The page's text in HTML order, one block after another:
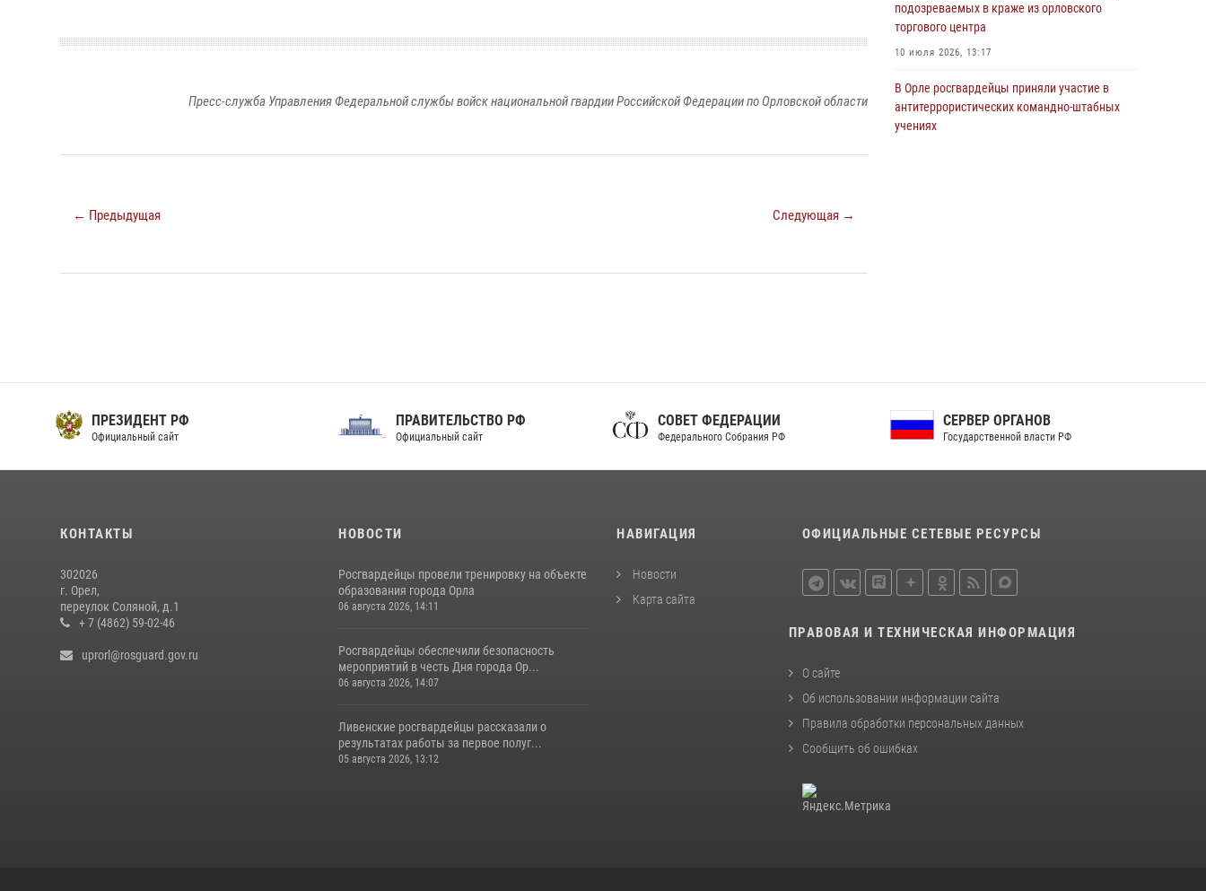
Пресс-служба Управления Федеральной службы войск национальной гвардии Российской Федерации по Орловской области
← Предыдущая Следующая →
незарегистрированное ружьё
31 июля 2026, 13:16
подозреваемых в краже из орловского
торгового центра
10 июля 2026, 13:17
В Орле росгвардейцы приняли участие в
антитеррористических командно-штабных
учениях
На брифинге росгвардейцы рассказали
законодательстве, регулирующем оборот
оружия
Росгвардейцы в Орле задержали мужчину по
подозрению в краже
15 июля 2026, 14:49
ПРЕЗИДЕНТ РФ
Официальный сайт
ПРАВИТЕЛЬСТВО РФ
Официальный сайт
СОВЕТ ФЕДЕРАЦИИ
Федерального Собрания РФ
СЕРВЕР ОРГАНОВ
Государственной власти РФ
КОНТАКТЫ
302026
г. Орел,
переулок Соляной, д.1
+ 7 (4862) 59-02-46
uprorl@rosguard.gov.ru
НОВОСТИ
Росгвардейцы провели тренировку на объекте
образования города Орла
06 августа 2026, 14:11
Росгвардейцы обеспечили безопасность
мероприятий в честь Дня города Ор...
06 августа 2026, 14:07
Ливенские росгвардейцы рассказали о
результатах работы за первое полуг...
05 августа 2026, 13:12
НАВИГАЦИЯ
Новости
Карта сайта
ОФИЦИАЛЬНЫЕ СЕТЕВЫЕ РЕСУРСЫ
ПРАВОВАЯ И ТЕХНИЧЕСКАЯ ИНФОРМАЦИЯ
О сайте
Об использовании информации сайта
Правила обработки персональных данных
Сообщить об ошибках